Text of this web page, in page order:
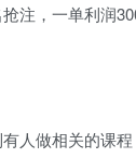
抢注，一单利润
人做相关的课